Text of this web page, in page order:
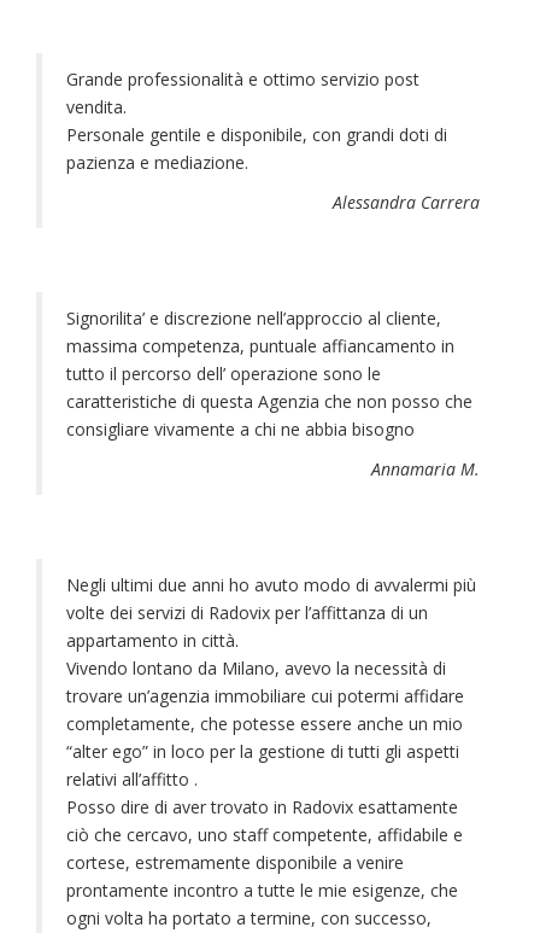
Grande professionalità e ottimo servizio post
vendita.
Personale gentile e disponibile, con grandi doti di
pazienza e mediazione.
Alessandra Carrera
Signorilita’ e discrezione nell’approccio al cliente,
massima competenza, puntuale affiancamento in
tutto il percorso dell’ operazione sono le
caratteristiche di questa Agenzia che non posso che
consigliare vivamente a chi ne abbia bisogno
Annamaria M.
Negli ultimi due anni ho avuto modo di avvalermi più
volte dei servizi di Radovix per l’affittanza di un
appartamento in città.
Vivendo lontano da Milano, avevo la necessità di
trovare un’agenzia immobiliare cui potermi affidare
completamente, che potesse essere anche un mio
“alter ego” in loco per la gestione di tutti gli aspetti
relativi all’affitto .
Posso dire di aver trovato in Radovix esattamente
ciò che cercavo, uno staff competente, affidabile e
cortese, estremamente disponibile a venire
prontamente incontro a tutte le mie esigenze, che
ogni volta ha portato a termine, con successo,